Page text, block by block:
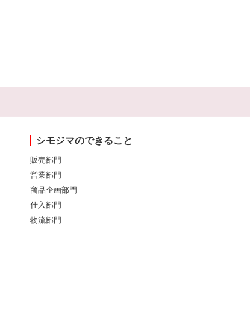
シモジマのできること
販売部門
営業部門
商品企画部門
仕入部門
物流部門